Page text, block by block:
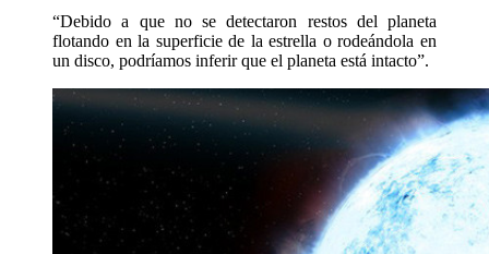
“Debido a que no se detectaron restos del planeta
flotando en la superficie de la estrella o rodeándola en
un disco, podríamos inferir que el planeta está intacto”.